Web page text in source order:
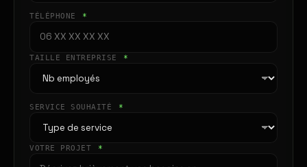
TÉLÉPHONE *
TAILLE ENTREPRISE *
SERVICE SOUHAITÉ *
VOTRE PROJET *